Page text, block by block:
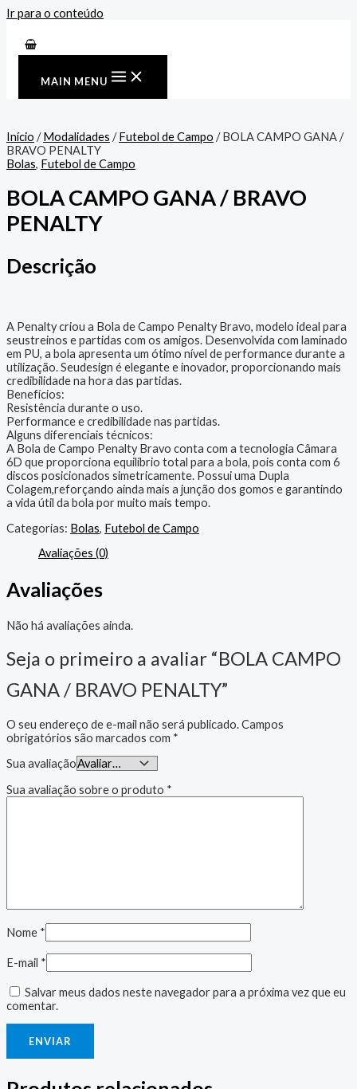
Ir para o conteúdo
MAIN MENU
Início /Modalidades /Futebol de Campo / BOLA CAMPO GANA /
BRAVO PENALTY
Bolas, Futebol de Campo
BOLA CAMPO GANA / BRAVO
PENALTY
Descrição
A Penalty criou a Bola de Campo Penalty Bravo, modelo ideal para
seustreinos e partidas com os amigos. Desenvolvida com laminado
em PU, a bola apresenta um ótimo nível de performance durante a
utilização. Seudesign é elegante e inovador, proporcionando mais
credibilidade na hora das partidas.
Benefícios:
Resistência durante o uso.
Performance e credibilidade nas partidas.
Alguns diferenciais técnicos:
A Bola de Campo Penalty Bravo conta com a tecnologia Câmara
6D que proporciona equilíbrio total para a bola, pois conta com 6
discos posicionados simetricamente. Possui uma Dupla
Colagem,reforçando ainda mais a junção dos gomos e garantindo
a vida útil da bola por muito mais tempo.
Categorias: Bolas, Futebol de Campo
Avaliações (0)
Avaliações
Não há avaliações ainda.
Seja o primeiro a avaliar “BOLA CAMPO
GANA / BRAVO PENALTY”
O seu endereço de e-mail não será publicado.Campos
obrigatórios são marcados com *
Sua avaliação
Sua avaliação sobre o produto *
Nome *
E-mail *
Salvar meus dados neste navegador para a próxima vez que eu
comentar.